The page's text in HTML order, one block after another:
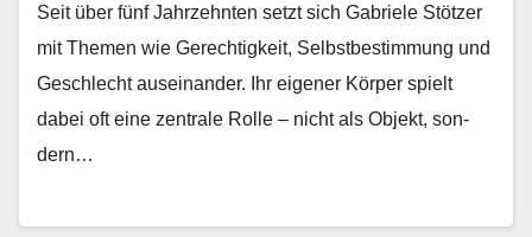
Seit über fünf Jahrzehn­ten set­zt sich Gabriele Stötzer
mit The­men wie Gerechtigkeit, Selb­st­bes­tim­mung und
Geschlecht auseinan­der. Ihr eigen­er Kör­p­er spielt
dabei oft eine zen­trale Rolle – nicht als Objekt, son­
dern…